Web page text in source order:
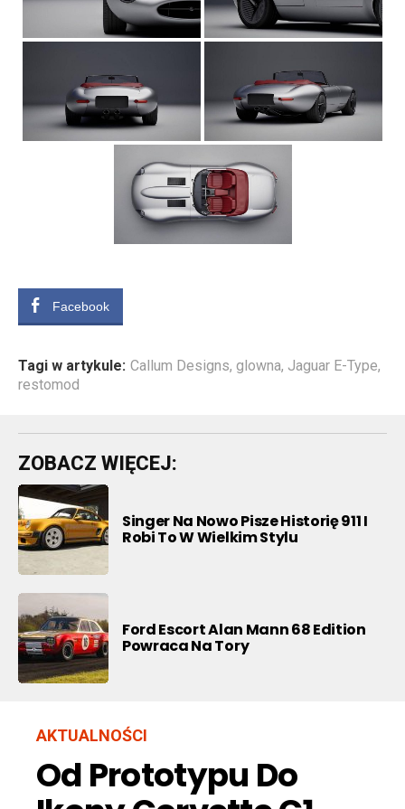
Facebook
Tagi w artykule: Callum Designs, glowna, Jaguar E-Type,
restomod
ZOBACZ WIĘCEJ:
Singer Na Nowo Pisze Historię 911 I
Robi To W Wielkim Stylu
Ford Escort Alan Mann 68 Edition
Powraca Na Tory
AKTUALNOŚCI
Od Prototypu Do